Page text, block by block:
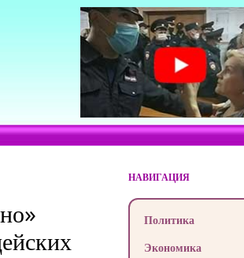
НАВИГАЦИЯ
Политика
Экономика